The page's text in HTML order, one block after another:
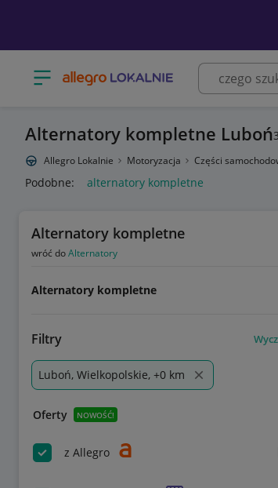
Otwórz menu z kategoriami
Alternatory kompletne Luboń3
Allegro Lokalnie Motoryzacja Części
Podobne: alternatory kompletne
Alternatory kompletne
wróć doAlternatory
Alternatory kompletne
Filtry
Luboń, Wielkopolskie, +0 km
Oferty NOWOŚĆ!
z Allegro